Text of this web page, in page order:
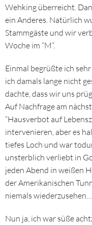
Wehking überreicht.
ein Anderes. Natürlich
Stammgäste und wir
Woche im “M“.
Einmal begrüßte ich
ich damals lange nicht
dachte, dass wir uns
Auf Nachfrage am
“Hausverbot auf
intervenieren, aber es
tiefes Loch und war
unsterblich verliebt in
jeden Abend in weißen
der Amerikanischen
niemals wiederzusehen…
Nun ja, ich war süße